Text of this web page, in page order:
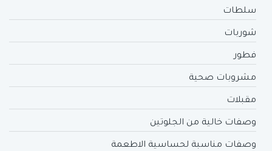
سلطات
شوربات
فطور
مشروبات صحية
مقبلات
وصفات خالية من الجلوتين
وصفات مناسبة لحساسية الاطعمة